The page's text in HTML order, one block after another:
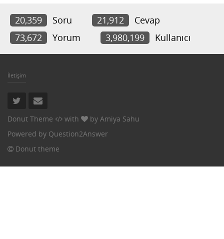
20,359 Soru 21,912
Cevap
73,672
Yorum 3,980,199 Kullanıcı
İletişim
Donut Theme with by Amiya Sahu
Powered by Question2Answer
Donut theme